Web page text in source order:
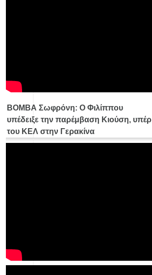
ΒΟΜΒΑ Σωφρόνη: Ο Φιλίππου
υπέδειξε την παρέμβαση Κιούση, υπέρ
του ΚΕΛ στην Γερακίνα